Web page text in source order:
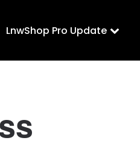
LnwShop Pro Update